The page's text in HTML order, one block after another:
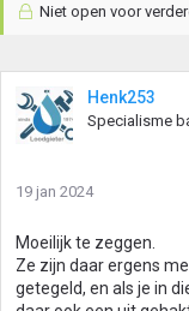
Niet open voor
Henk253
Specialisme
19 jan 2024
Moeilijk te zeggen.
Ze zijn daar ergens
getegeld, en als je in